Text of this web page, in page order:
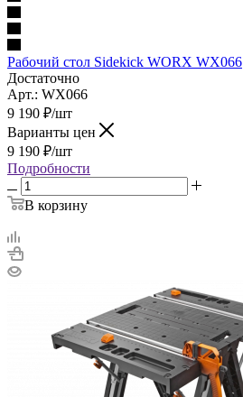
Рабочий стол Sidekick WORX WX066
Достаточно
Арт.: WX066
9 190 ₽/шт
Варианты цен
9 190 ₽/шт
Подробности
В корзину